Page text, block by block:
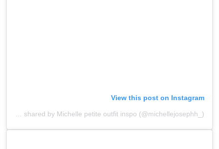
View this post on Instagram